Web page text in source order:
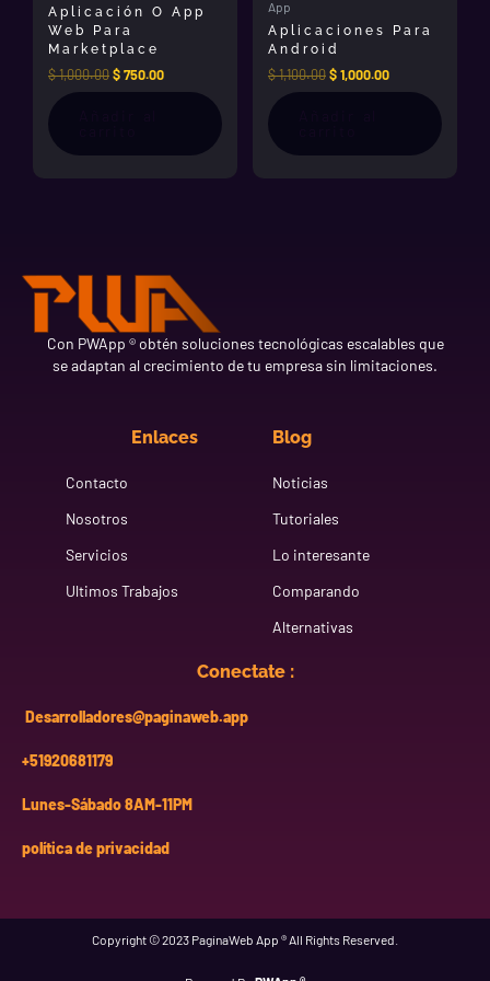
consiguiente por favor considere contactarnos antes de
la adquisición de este producto para poder afinar los
detalles finales e iniciar el
desarrollo de aplicación
tiendas.
Aplicación O App
Web Para
Marketplace
$1,000.00$750.00
App
Aplicaciones Para
Android
$1,100.00$1,000.00
Con PWApp ® obtén soluciones tecnológicas escalables que
se adaptan al crecimiento de tu empresa sin limitaciones.
Enlaces
Contacto
Nosotros
Servicios
Ultimos Trabajos
Blog
Noticias
Tutoriales
Lo interesante
Comparando
Alternativas
Conectate :
Desarrolladores@paginaweb.app
+51920681179
Lunes-Sábado 8AM-11PM
política de privacidad
Copyright © 2023 PaginaWeb App ® All Rights Reserved.